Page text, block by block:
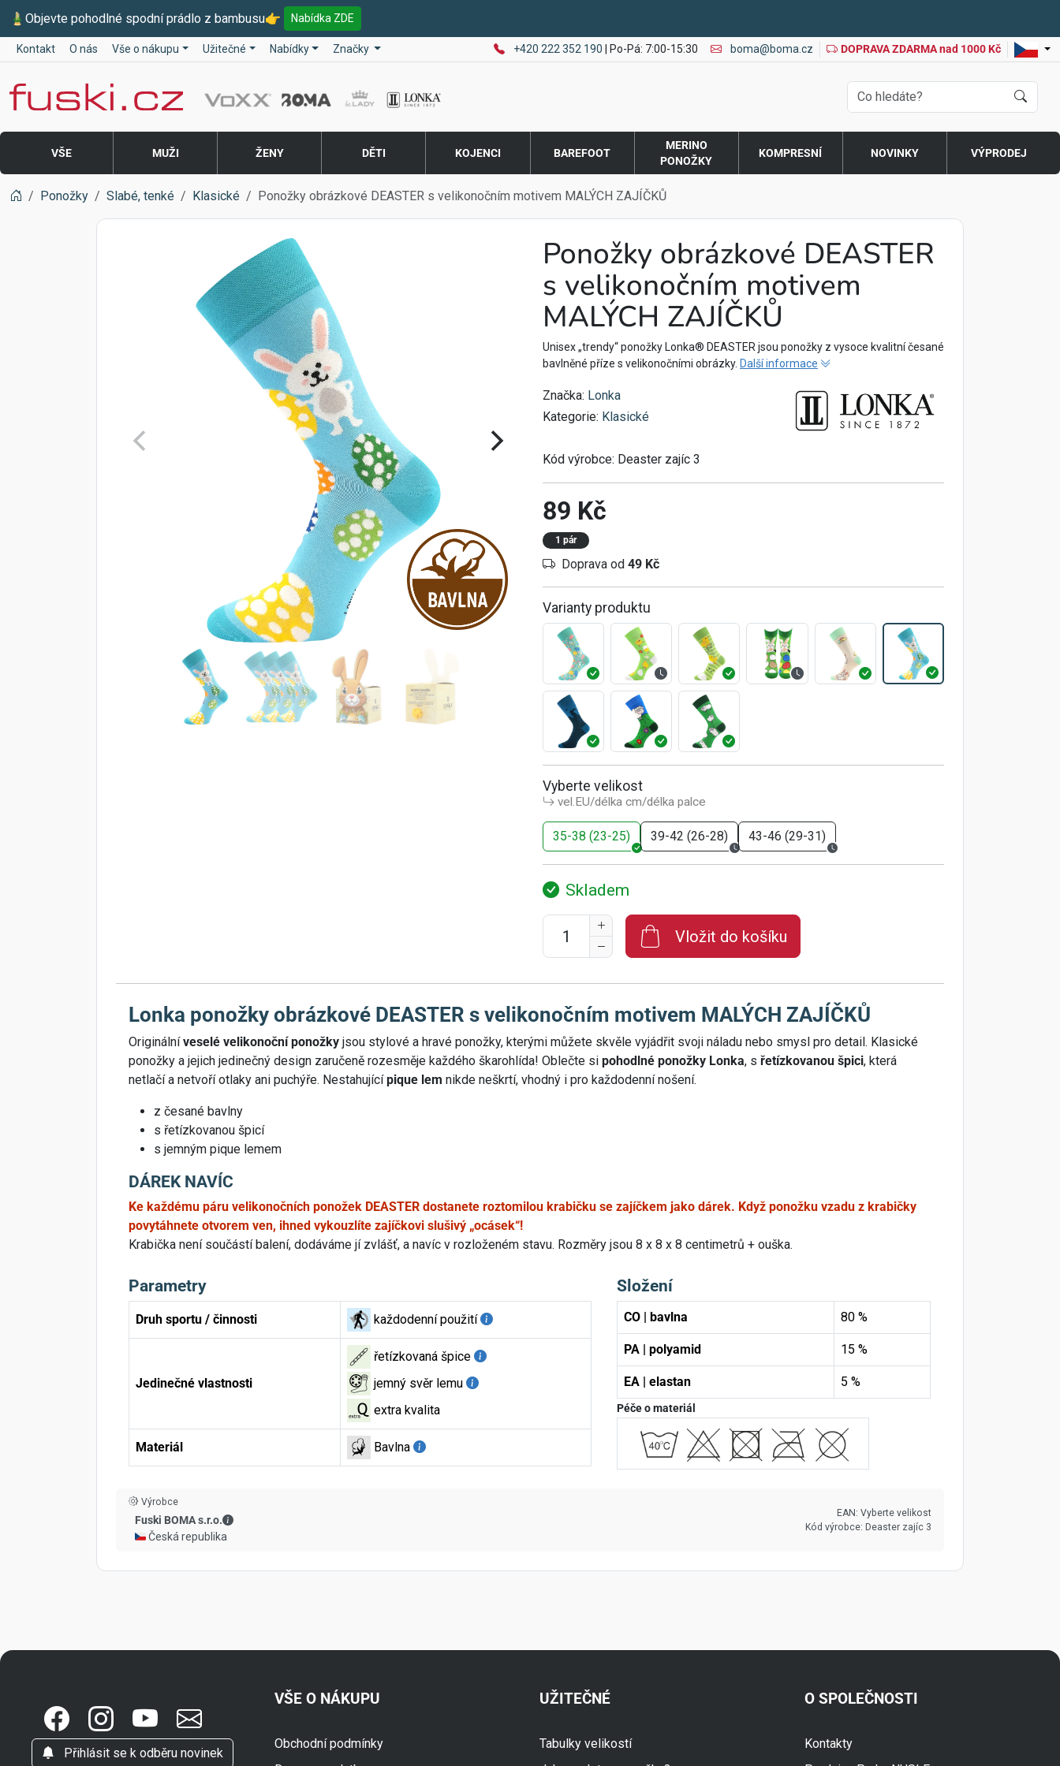
🎍 Objevte pohodlné spodní prádlo z bambusu👉 Nabídka ZDE
Kontakt O nás Vše o nákupu Užitečné Nabídky Značky +420 222 352 190 | Po-Pá: 7:00-15:30 boma@boma.cz DOPRAVA ZDARMA nad 1000 Kč
Fuski BOMA
VŠE MUŽI ŽENY DĚTI KOJENCI BAREFOOT
MERINO
PONOŽKY
KOMPRESNÍ NOVINKY VÝPRODEJ
Ponožky Slabé, tenké Klasické Ponožky obrázkové DEASTER s velikonočním motivem MALÝCH ZAJÍČKŮ
Ponožky obrázkové DEASTER
s velikonočním motivem
MALÝCH ZAJÍČKŮ
Unisex „trendy“ ponožky Lonka® DEASTER jsou ponožky z vysoce kvalitní česané
bavlněné příze s velikonočními obrázky. Další informace
Značka: Lonka
Kategorie: Klasické
Kód výrobce: Deaster zajíc 3
89 Kč
1 pár
Doprava od 49 Kč
Varianty produktu
Vyberte velikost
vel.EU/délka cm/délka palce
35-38 (23-25) 39-42 (26-28) 43-46 (29-31)
Skladem
Vložit do košíku
Lonka ponožky obrázkové DEASTER s velikonočním motivem MALÝCH ZAJÍČKŮ
Originálníveselé velikonoční ponožky jsou stylové a hravé ponožky, kterými můžete skvěle vyjádřit svoji náladu nebo smysl pro detail. Klasické
ponožky a jejich jedinečný design zaručeně rozesměje každého škarohlída! Oblečte si pohodlné ponožky Lonka, s řetízkovanou špici, která
netlačí a netvoří otlaky ani puchýře. Nestahujícípique lem nikde neškrtí, vhodný i pro každodenní nošení.
z česané bavlny
s řetízkovanou špicí
s jemným pique lemem
DÁREK NAVÍC
Ke každému páru velikonočních ponožek DEASTER dostanete roztomilou krabičku se zajíčkem jako dárek. Když ponožku vzadu z krabičky
povytáhnete otvorem ven, ihned vykouzlíte zajíčkovi slušivý „ocásek“!
Krabička není součástí balení, dodáváme jí zvlášť, a navíc v rozloženém stavu. Rozměry jsou 8 x 8 x 8 centimetrů + ouška.
Parametry
Druh sportu / činnosti každodenní použití
Jedinečné vlastnosti
řetízkovaná špice
jemný svěr lemu
extra kvalita
Materiál Bavlna
Složení
CO | bavlna 80 %
PA | polyamid 15 %
EA | elastan 5 %
Péče o materiál
Výrobce
Fuski BOMA s.r.o.
Fuski BOMA s.r.o. - Kontaktní údaje
🇨🇿 Česká republika
EAN: Vyberte velikost
Kód výrobce: Deaster zajíc 3
Přihlásit se k odběru novinek
VŠE O NÁKUPU
Obchodní podmínky
UŽITEČNÉ
Tabulky velikostí
O SPOLEČNOSTI
Kontakty